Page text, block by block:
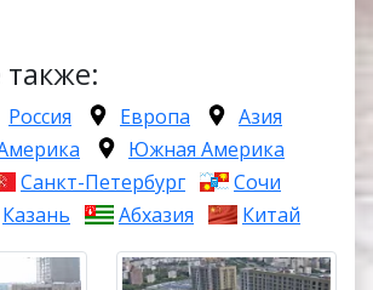
Россия Европа
Азия
Южная Америка
Санкт-Петербург
Сочи
Казань Абхазия Китай